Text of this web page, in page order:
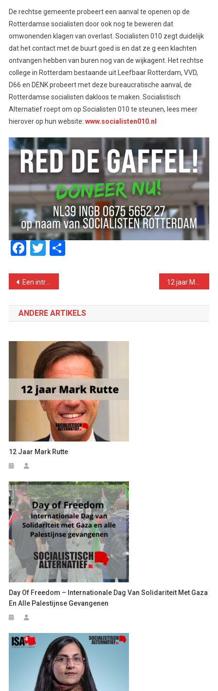
De rechtse gemeente probeert een aanval te openen op de
Rotterdamse socialisten door ook nog te beweren dat
omwonenden klagen van overlast. Socialisten 010 zegt duidelijk
dat het contact met de buurt goed is en dat ze g een klachten
ontvangen hebben van buren nog van de wijkagent. Het rechtse
college in Rotterdam bestaande uit Leefbaar Rotterdam, VVD,
D66 en DENK probeert met deze bureaucratische aanval, de
Rotterdamse socialisten dakloos te maken. Socialistisch
Alternatief roept om op Socialisten 010 te steunen, lees meer
hierover op hun website: www.socialisten010.nl
Facebook
Twitter
Delen
Bericht
navigatie
Een introductievideo van Socialistisch Alternatief
ANDERE ARTIKELS
12 Jaar Mark Rutte
Day Of Freedom – Internationale Dag Van Solidariteit Met Gaza
En Alle Palestijnse Gevangenen